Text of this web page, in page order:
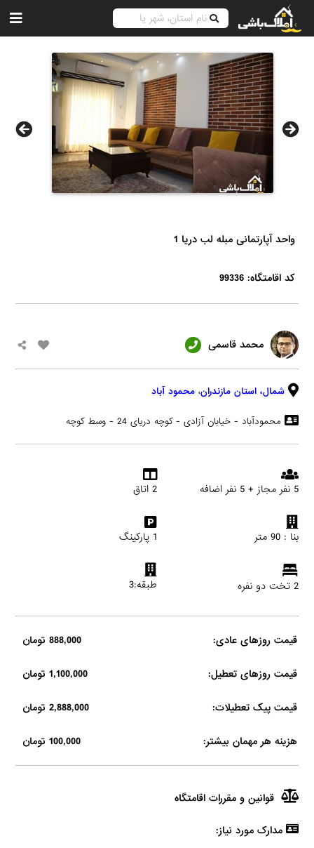
واحد آپارتمانی مبله لب دریا 1
کد اقامتگاه: 99336
محمد قاسمی
شمال، استان مازندران، محمود آباد
محمودآباد - خیابان آزادی - کوچه دریای 24 - وسط کوچه
5 نفر مجاز + 5 نفر اضافه 2 اتاق
بنا : 90 متر 1 پارکینگ
2 تخت دو نفره طبقه:3
قیمت روزهای عادی: 888,000 تومان
قیمت روزهای تعطیل: 1,100,000 تومان
قیمت پیک تعطیلات: 2,888,000 تومان
هزینه هر مهمان بیشتر: 100,000 تومان
قوانین و مقررات اقامتگاه
مدارک مورد نیاز: